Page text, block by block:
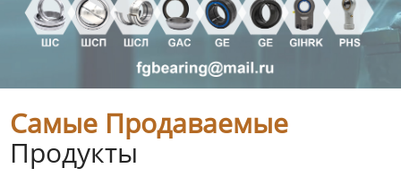
Самые Продаваемые
Продукты